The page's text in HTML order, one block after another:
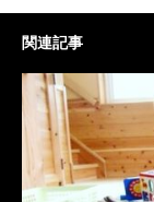
関連記事